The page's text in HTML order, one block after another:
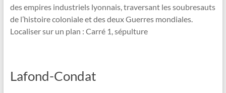
des empires industriels lyonnais, traversant les soubresauts
de l’histoire coloniale et des deux Guerres mondiales.
Localiser sur un plan : Carré 1, sépulture
Lafond-Condat